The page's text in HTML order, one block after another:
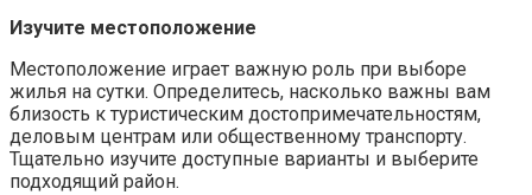
Изучите местоположение
Местоположение играет важную роль при выборе
жилья на сутки. Определитесь, насколько важны вам
близость к туристическим достопримечательностям,
деловым центрам или общественному транспорту.
Тщательно изучите доступные варианты и выберите
подходящий район.